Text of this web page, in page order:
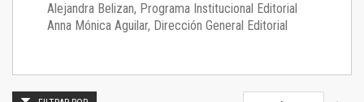
Alejandra Belizan, Programa Institucional Editorial
Anna Mónica Aguilar, Dirección General Editorial